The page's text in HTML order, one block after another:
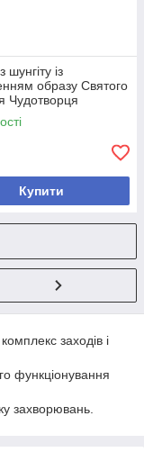
шунгіту із
образу Святого
Чудотворця
Купити
заходів і
функціонування
захворювань.